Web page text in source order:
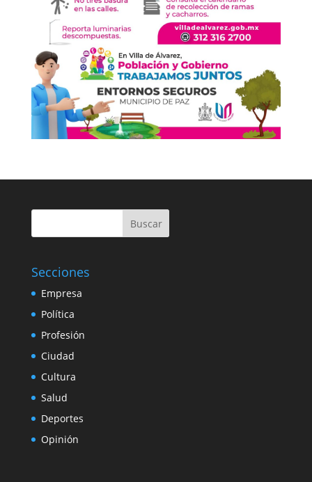
Buscar
Secciones
Empresa
Política
Profesión
Ciudad
Cultura
Salud
Deportes
Opinión